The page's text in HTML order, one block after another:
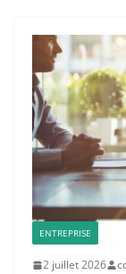
ENTREPRISE
2 juillet 2026